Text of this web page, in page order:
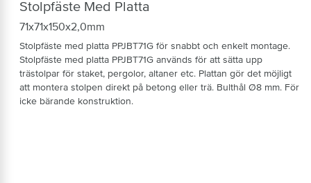
Stolpfäste Med Platta
71x71x150x2,0mm
Stolpfäste med platta PPJBT71G för snabbt och enkelt montage.
Stolpfäste med platta PPJBT71G används för att sätta upp
trästolpar för staket, pergolor, altaner etc. Plattan gör det möjligt
att montera stolpen direkt på betong eller trä. Bulthål Ø8 mm. För
icke bärande konstruktion.